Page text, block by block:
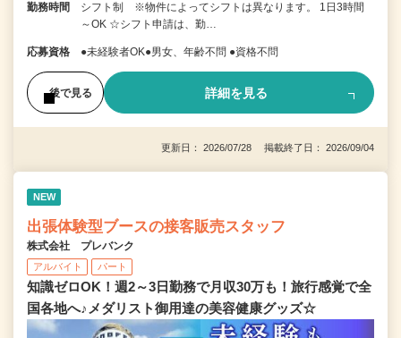
勤務時間
シフト制 ※物件によってシフトは異なります。 1日3時間
～OK ☆シフト申請は、勤…
応募資格 ●未経験者OK●男女、年齢不問 ●資格不問
後で見る 詳細を見る
更新日： 2026/07/28 掲載終了日： 2026/09/04
NEW
出張体験型ブースの接客販売スタッフ
株式会社 プレバンク
アルバイト パート
知識ゼロOK！週2～3日勤務で月収30万も！旅行感覚で全
国各地へ♪メダリスト御用達の美容健康グッズ☆